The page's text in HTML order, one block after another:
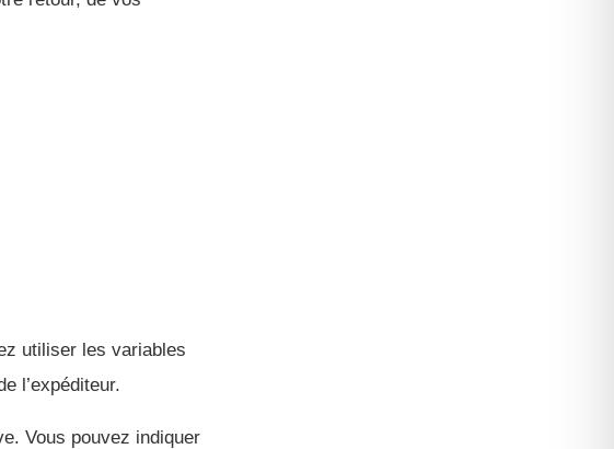
utiliser les variables
l’expéditeur.
Vous pouvez indiquer